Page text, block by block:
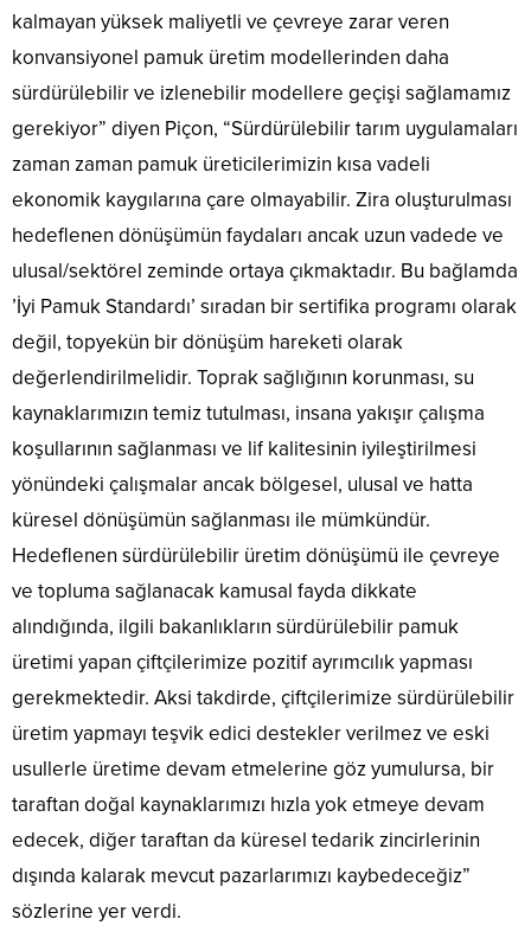
kalmayan yüksek maliyetli ve çevreye zarar veren
konvansiyonel pamuk üretim modellerinden daha
sürdürülebilir ve izlenebilir modellere geçişi sağlamamız
gerekiyor” diyen Piçon, “Sürdürülebilir tarım uygulamaları
zaman zaman pamuk üreticilerimizin kısa vadeli
ekonomik kaygılarına çare olmayabilir. Zira oluşturulması
hedeflenen dönüşümün faydaları ancak uzun vadede ve
ulusal/sektörel zeminde ortaya çıkmaktadır. Bu bağlamda
’İyi Pamuk Standardı’ sıradan bir sertifika programı olarak
değil, topyekün bir dönüşüm hareketi olarak
değerlendirilmelidir. Toprak sağlığının korunması, su
kaynaklarımızın temiz tutulması, insana yakışır çalışma
koşullarının sağlanması ve lif kalitesinin iyileştirilmesi
yönündeki çalışmalar ancak bölgesel, ulusal ve hatta
küresel dönüşümün sağlanması ile mümkündür.
Hedeflenen sürdürülebilir üretim dönüşümü ile çevreye
ve topluma sağlanacak kamusal fayda dikkate
alındığında, ilgili bakanlıkların sürdürülebilir pamuk
üretimi yapan çiftçilerimize pozitif ayrımcılık yapması
gerekmektedir. Aksi takdirde, çiftçilerimize sürdürülebilir
üretim yapmayı teşvik edici destekler verilmez ve eski
usullerle üretime devam etmelerine göz yumulursa, bir
taraftan doğal kaynaklarımızı hızla yok etmeye devam
edecek, diğer taraftan da küresel tedarik zincirlerinin
dışında kalarak mevcut pazarlarımızı kaybedeceğiz”
sözlerine yer verdi.